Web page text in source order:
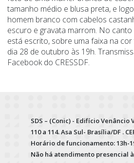
tamanho médio e blusa preta, e
homem branco com cabelos
escuro e gravata marrom. No
está escrito, sobre uma faixa na
dia 28 de outubro às 19h.
Facebook do CRESSDF.
SDS – (Conic) - Edifício Venâncio
110 a 114. Asa Sul- Brasília/DF .
Horário de funcionamento: 13h-
Não há atendimento presencial